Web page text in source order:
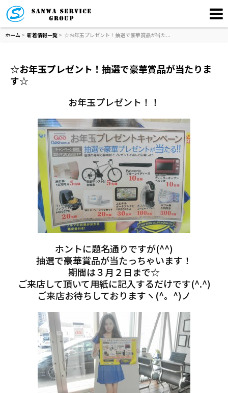
ホーム > 新着情報一覧 > ☆お年玉プレゼント！抽選で豪華賞品が当た...
☆お年玉プレゼント！抽選で豪華賞品が当たりま
す☆
お年玉プレゼント！！
ホントに題名通りですが(^^)
抽選で豪華賞品が当たっちゃいます！
期間は３月２日まで☆
ご来店して頂いて用紙に記入するだけです(^.^)
ご来店お待ちしておりますヽ(^。^)ノ